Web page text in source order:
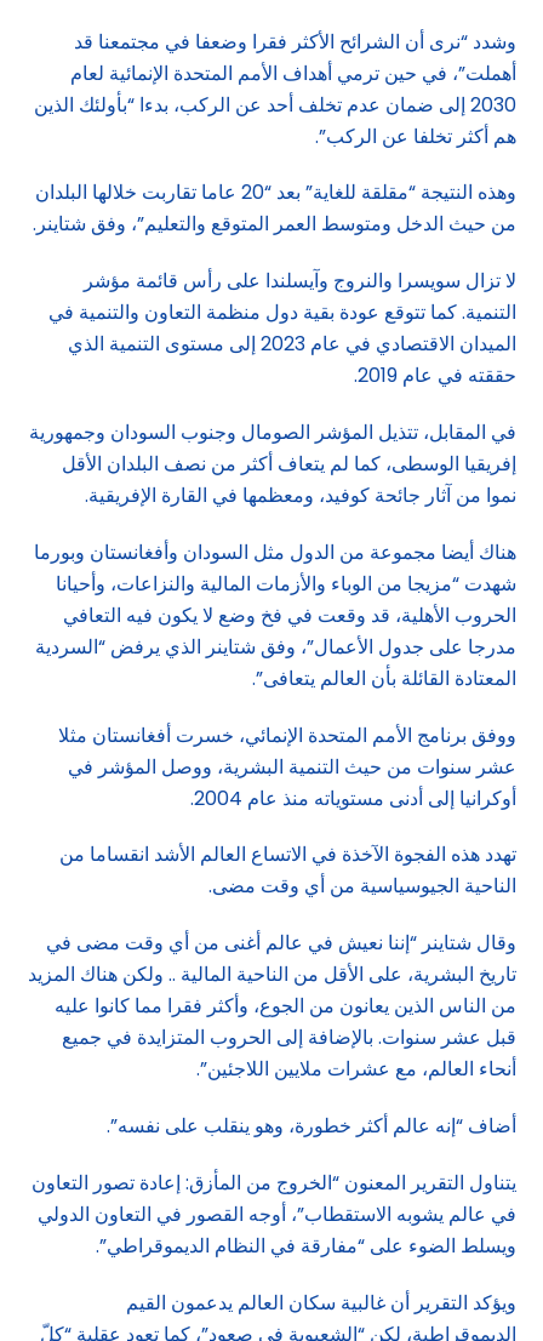
وشدد “نرى أن الشرائح الأكثر فقرا وضعفا في مجتمعنا قد
أهملت”، في حين ترمي أهداف الأمم المتحدة الإنمائية لعام
2030 إلى ضمان عدم تخلف أحد عن الركب، بدءا “بأولئك الذين
هم أكثر تخلفا عن الركب”.
وهذه النتيجة “مقلقة للغاية” بعد “20 عاما تقاربت خلالها البلدان
من حيث الدخل ومتوسط العمر المتوقع والتعليم”، وفق شتاينر.
لا تزال سويسرا والنروج وآيسلندا على رأس قائمة مؤشر
التنمية. كما تتوقع عودة بقية دول منظمة التعاون والتنمية في
الميدان الاقتصادي في عام 2023 إلى مستوى التنمية الذي
حققته في عام 2019.
في المقابل، تتذيل المؤشر الصومال وجنوب السودان وجمهورية
إفريقيا الوسطى، كما لم يتعاف أكثر من نصف البلدان الأقل
نموا من آثار جائحة كوفيد، ومعظمها في القارة الإفريقية.
هناك أيضا مجموعة من الدول مثل السودان وأفغانستان وبورما
شهدت “مزيجا من الوباء والأزمات المالية والنزاعات، وأحيانا
الحروب الأهلية، قد وقعت في فخ وضع لا يكون فيه التعافي
مدرجا على جدول الأعمال”، وفق شتاينر الذي يرفض “السردية
المعتادة القائلة بأن العالم يتعافى”.
ووفق برنامج الأمم المتحدة الإنمائي، خسرت أفغانستان مثلا
عشر سنوات من حيث التنمية البشرية، ووصل المؤشر في
أوكرانيا إلى أدنى مستوياته منذ عام 2004.
تهدد هذه الفجوة الآخذة في الاتساع العالم الأشد انقساما من
الناحية الجيوسياسية من أي وقت مضى.
وقال شتاينر “إننا نعيش في عالم أغنى من أي وقت مضى في
تاريخ البشرية، على الأقل من الناحية المالية .. ولكن هناك المزيد
من الناس الذين يعانون من الجوع، وأكثر فقرا مما كانوا عليه
قبل عشر سنوات. بالإضافة إلى الحروب المتزايدة في جميع
أنحاء العالم، مع عشرات ملايين اللاجئين”.
أضاف “إنه عالم أكثر خطورة، وهو ينقلب على نفسه”.
يتناول التقرير المعنون “الخروج من المأزق: إعادة تصور التعاون
في عالم يشوبه الاستقطاب”، أوجه القصور في التعاون الدولي
ويسلط الضوء على “مفارقة في النظام الديموقراطي”.
ويؤكد التقرير أن غالبية سكان العالم يدعمون القيم
الديموقراطية، لكن “الشعبوية في صعود”، كما تعود عقلية “كلّ